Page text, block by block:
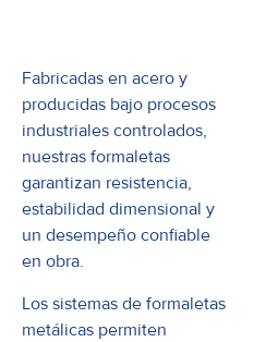
Fabricadas en acero y
producidas bajo procesos
industriales controlados,
nuestras formaletas
garantizan resistencia,
estabilidad dimensional y
un desempeño confiable
en obra.
Los sistemas de formaletas
metálicas permiten